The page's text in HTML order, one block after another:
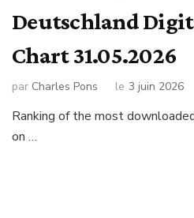
Deutschland
Chart 31.05.2026
par Charles Pons le 3 juin 2026
Ranking of the most
on …